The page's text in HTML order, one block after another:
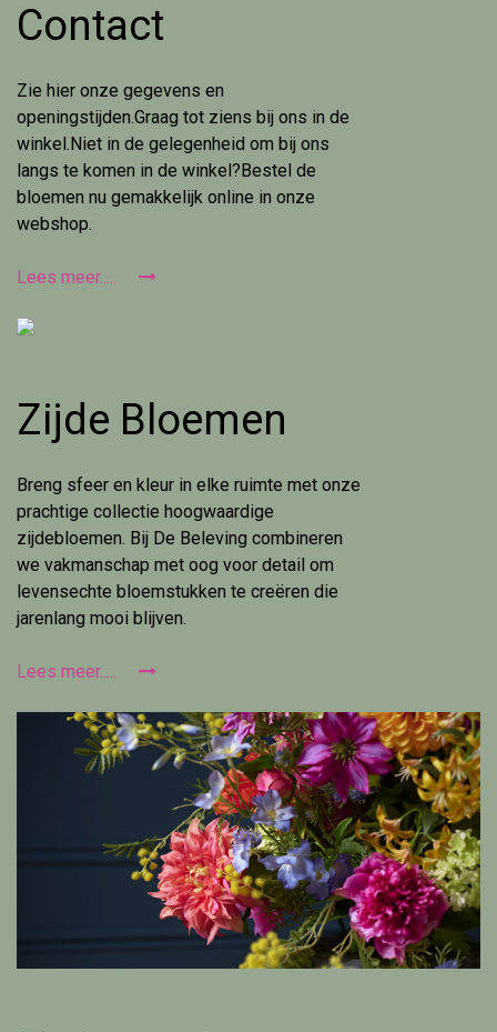
Contact
Zie hier onze gegevens en
openingstijden.Graag tot ziens bij ons in de
winkel.Niet in de gelegenheid om bij ons
langs te komen in de winkel?Bestel de
bloemen nu gemakkelijk online in onze
webshop.
Lees meer.....
Zijde Bloemen
Breng sfeer en kleur in elke ruimte met onze
prachtige collectie hoogwaardige
zijdebloemen. Bij De Beleving combineren
we vakmanschap met oog voor detail om
levensechte bloemstukken te creëren die
jarenlang mooi blijven.
Lees meer.....